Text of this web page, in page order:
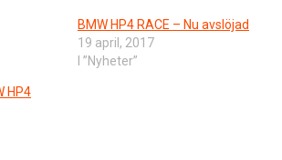
BMW HP4 RACE – Nu avslöjad
19 april, 2017
I ”Nyheter”
HP4